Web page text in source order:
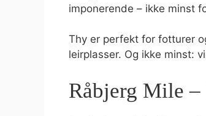
imponerende – ikke minst
Thy er perfekt for fotturer
leirplasser. Og ikke minst:
Råbjerg Mile –